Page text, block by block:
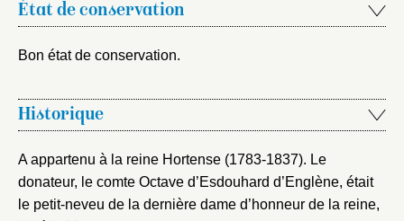
État de conservation
Bon état de conservation.
Historique
A appartenu à la reine Hortense (1783-1837). Le
donateur, le comte Octave d’Esdouhard d’Englène, était
le petit-neveu de la dernière dame d’honneur de la reine,
Valider
Nouveau dossier
Mot de passe
Envoyer
Vous n'êtes pas encore inscrit ?Créer un compte